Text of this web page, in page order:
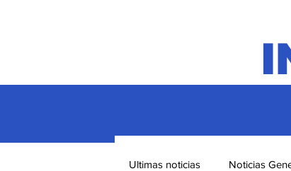
Ultimas noticias Noticias